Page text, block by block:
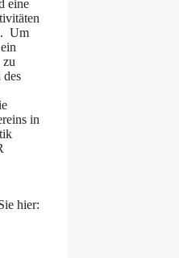
eine
Um
des
in
hier: